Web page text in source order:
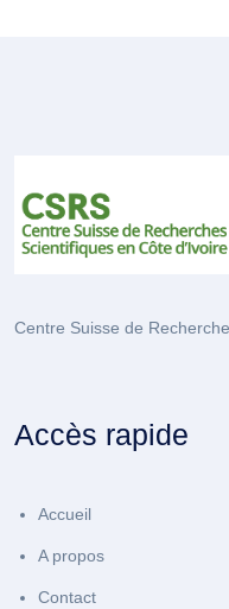
Centre Suisse de
Accès rapide
Accueil
A propos
Contact